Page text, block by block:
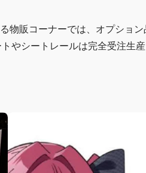
物販コーナーでは、オプショ
やシートレールは完全受注生